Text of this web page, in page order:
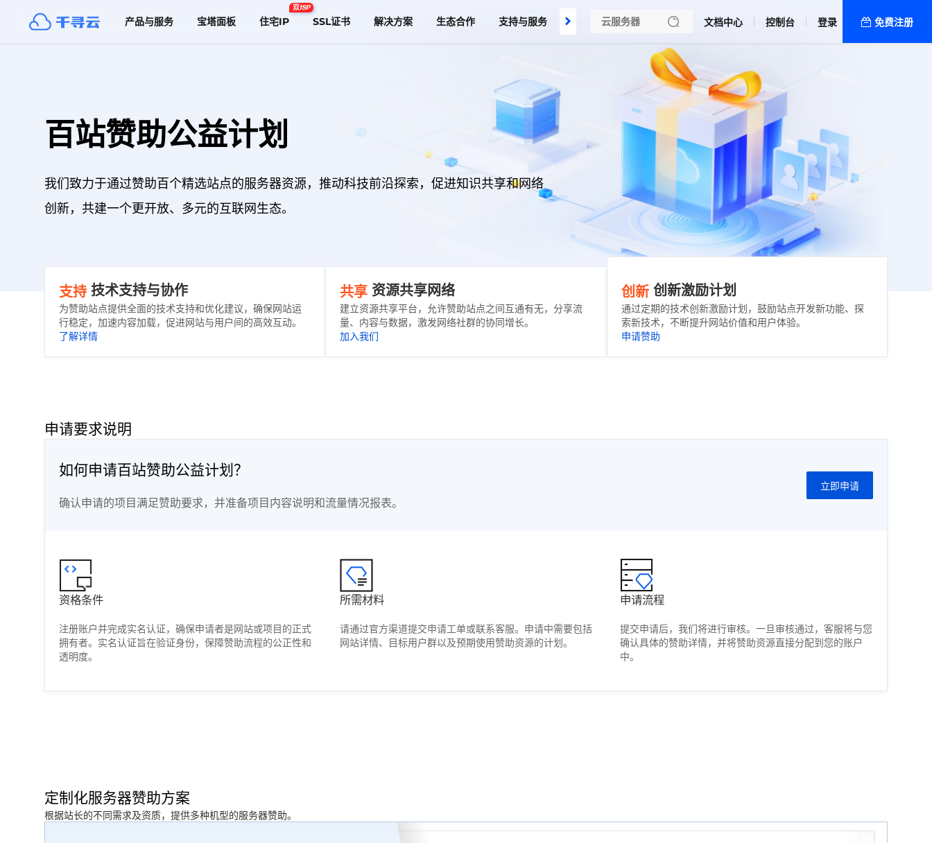
产品与服务 宝塔面板 住宅IP
双ISP
SSL证书 解决方案 生态合作 支持与服务
了解我们
热销推荐
文档中心 控制台 登录 免费注册
百站赞助公益计划
我们致力于通过赞助百个精选站点的服务器资源，推动科技前沿探索，促进知识共享和网络
创新，共建一个更开放、多元的互联网生态。
支持 技术支持与协作
为赞助站点提供全面的技术支持和优化建议，确保网站运
行稳定，加速内容加载，促进网站与用户间的高效互动。
了解详情
共享 资源共享网络
建立资源共享平台，允许赞助站点之间互通有无，分享流
量、内容与数据，激发网络社群的协同增长。
加入我们
创新 创新激励计划
通过定期的技术创新激励计划，鼓励站点开发新功能、探
索新技术，不断提升网站价值和用户体验。
申请赞助
申请要求说明
如何申请百站赞助公益计划？
确认申请的项目满足赞助要求，并准备项目内容说明和流量情况报表。
立即申请
资格条件
注册账户并完成实名认证，确保申请者是网站或项目的正式
拥有者。实名认证旨在验证身份，保障赞助流程的公正性和
透明度。
所需材料
请通过官方渠道提交申请工单或联系客服。申请中需要包括
网站详情、目标用户群以及预期使用赞助资源的计划。
申请流程
提交申请后，我们将进行审核。一旦审核通过，客服将与您
确认具体的赞助详情，并将赞助资源直接分配到您的账户
中。
定制化服务器赞助方案
根据站长的不同需求及资质，提供多种机型的服务器赞助。